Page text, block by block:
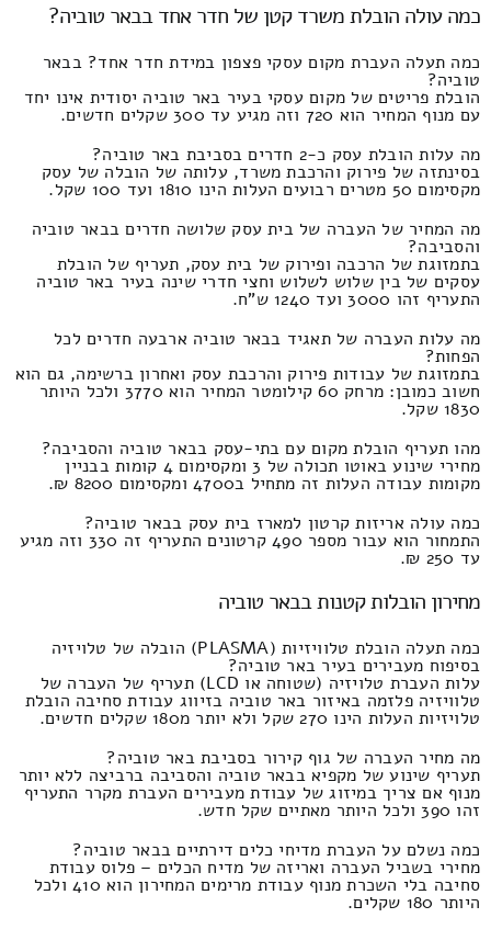
כמה עולה הובלת משרד קטן של חדר אחד בבאר טוביה?
כמה תעלה העברת מקום עסקי פצפון במידת חדר אחד? בבאר
טוביה?
הובלת פריטים של מקום עסקי בעיר באר טוביה יסודית אינו יחד
עם מנוף המחיר הוא 720 וזה מגיע עד 300 שקלים חדשים.
מה עלות הובלת עסק כ-2 חדרים בסביבת באר טוביה?
בסינתזה של פירוק והרכבת משרד, עלותה של הובלה של עסק
מקסימום 50 מטרים רבועים העלות הינו 1810 ועד 100 שקל.
מה המחיר של העברה של בית עסק שלושה חדרים בבאר טוביה
והסביבה?
בתמזוגת של הרכבה ופירוק של בית עסק, תעריף של הובלת
עסקים של בין שלוש לשלוש וחצי חדרי שינה בעיר באר טוביה
התעריף זהו 3000 ועד 1240 ש"ח.
מה עלות העברה של תאגיד בבאר טוביה ארבעה חדרים לכל
הפחות?
בתמזוגת של עבודות פירוק והרכבת עסק ואחרון ברשימה, גם הוא
חשוב כמובן: מרחק 60 קילומטר המחיר הוא 3770 ולכל היותר
1830 שקל.
מהו תעריף הובלת מקום עם בתי-עסק בבאר טוביה והסביבה?
מחירי שינוע באוטו תכולה של 3 ומקסימום 4 קומות בבניין
מקומות עבודה העלות זה מתחיל ב4700 ומקסימום 8200 ₪.
כמה עולה אריזות קרטון למארז בית עסק בבאר טוביה?
התמחור הוא עבור מספר 490 קרטונים התעריף זה 330 וזה מגיע
עד 250 ₪.
מחירון הובלות קטנות בבאר טוביה
כמה תעלה הובלת טלוויזיות (PLASMA) הובלה של טלויזיה
בסיפוח מעבירים בעיר באר טוביה?
עלות העברת טלויזיה (שטוחה או LCD) תעריף של העברה של
טלוויזיה פלזמה באיזור באר טוביה בזיווג עבודת סחיבה הובלת
טלויזיות העלות הינו 270 שקל ולא יותר מ180 שקלים חדשים.
מה מחיר העברה של גוף קירור בסביבת באר טוביה?
תעריף שינוע של מקפיא בבאר טוביה והסביבה ברביצה ללא יותר
מנוף אם צריך במיזוג של עבודת מעבירים העברת מקרר התעריף
זהו 390 ולכל היותר מאתיים שקל חדש.
כמה נשלם על העברת מדיחי כלים דירתיים בבאר טוביה?
מחירי בשביל העברה ואריזה של מדיח הכלים – פלוס עבודת
סחיבה בלי השכרת מנוף עבודת מרימים המחירון הוא 410 ולכל
היותר 180 שקלים.